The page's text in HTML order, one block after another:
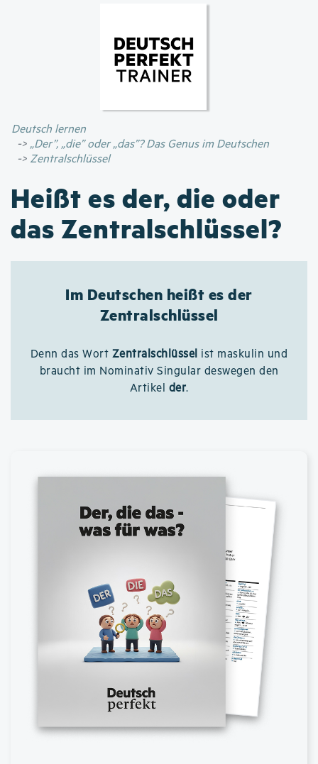
Inhalt
Deutsch lernen
„Der”, „die” oder „das”? Das Genus im Deutschen
Zentralschlüssel
Heißt es der, die oder
das Zentralschlüssel?
Im Deutschen heißt es der
Zentralschlüssel
Denn das Wort Zentralschlüssel ist maskulin und
braucht im Nominativ Singular deswegen den
Artikel der.